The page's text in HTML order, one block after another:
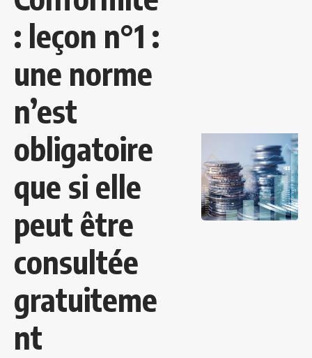
: leçon n°1 :
une norme
n’est
obligatoire
que si elle
peut être
consultée
gratuiteme
nt